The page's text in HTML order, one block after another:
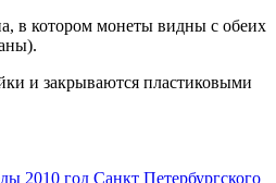
в котором монеты видны с обеих
и закрываются пластиковыми